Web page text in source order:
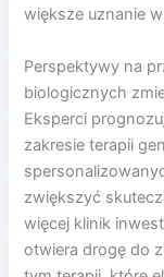
większe uznanie
Perspektywy na
biologicznych
Eksperci
zakresie terapii
zwiększyć
więcej klinik
otwiera drogę do